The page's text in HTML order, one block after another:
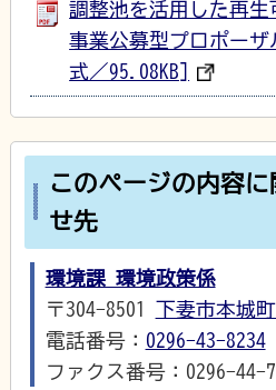
調整池を活用した再生
事業公募型プロポーザ
式／95.08KB]
このページの内容
せ先
環境課 環境政策係
〒304-8501 下妻市本城
電話番号： 0296-43-8234
ファクス番号：0296-44-